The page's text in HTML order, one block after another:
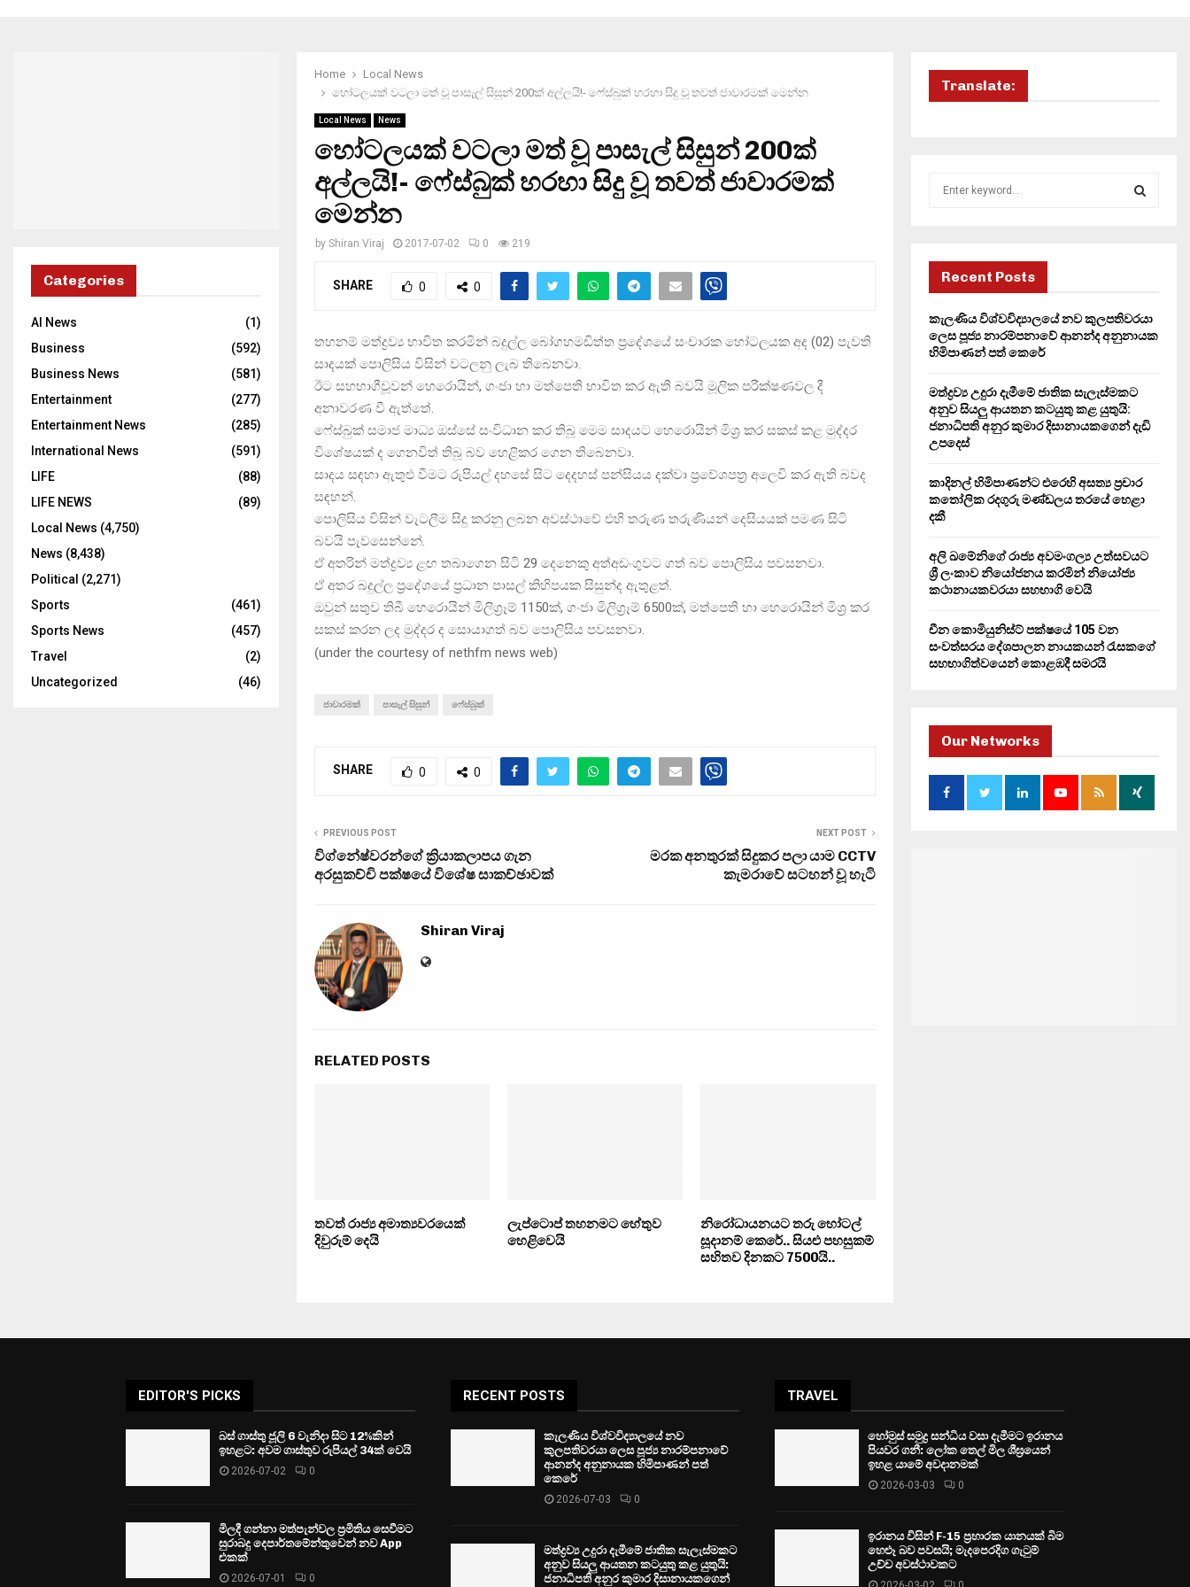
Home
Local News
හෝටලයක් වටලා මත් වූ පාසැල් සිසුන් 200ක් අල්ලයි!- ‍ෆේස්බුක් හරහා සිදු වූ තවත් ජාවාරමක් මෙන්න
Local News News
හෝටලයක් වටලා මත් වූ පාසැල් සිසුන් 200ක්
අල්ලයි!- ‍ෆේස්බුක් හරහා සිදු වූ තවත් ජාවාරමක්
මෙන්න
by Shiran Viraj 2017-07-02 0 219
SHARE 0 0
තහනම් මත්ද්‍රව්‍ය භාවිත කරමින් බදුල්ල බෝගහමඩිත්ත ප්‍රදේශයේ සංචාරක හෝටලයක අද (02) පැවති
සාදයක් පොලිසිය විසින් වටලනු ලැබ තිබෙනවා.
ඊට සහභාගීවූවන් හෙරොයින්, ගංජා හා මත්පෙති භාවිත කර ඇති බවයි මූලික පරීක්ෂණවල දී
අනාවරණ වී ඇත්තේ.
ෆේස්බුක් සමාජ මාධ්‍ය ඔස්සේ සංවිධාන කර තිබූ මෙම සාදයට හෙරොයින් මිශ්‍ර කර සකස් කළ මුද්දර
විශේෂයක් ද ගෙනවිත් තිබූ බව හෙළිකර ගෙන තිබෙනවා.
සාදය සඳහා ඇතුළු වීමට රුපියල් දහසේ සිට දෙදහස් පන්සියය දක්වා ප්‍රවේශපත්‍ර අලෙවි කර ඇති බවද
සඳහන්.
පොලිසිය විසින් වැටලීම සිදු කරනු ලබන අවස්ථාවේ එහි තරුණ තරුණියන් දෙසියයක් පමණ සිටි
බවයි පැවසෙන්නේ.
ඒ අතරින් මත්ද්‍රව්‍ය ළඟ තබාගෙන සිටි 29 දෙනෙකු අත්අඩංගුවට ගත් බව පොලිසිය පවසනවා.
ඒ අතර බදුල්ල ප්‍රදේශයේ ප්‍රධාන පාසල් කිහිපයක සිසුන්ද ඇතුළත්.
ඔවුන් සතුව තිබී හෙරොයින් මිලිග්‍රෑම් 1150ක්, ගංජා මිලිග්‍රෑම් 6500ක්, මත්පෙති හා හෙරොයින් මිශ්‍ර කර
සකස් කරන ලද මුද්දර ද සොයාගත් බව පොලිසිය පවසනවා.
(under the courtesy of nethfm news web)
ජාවාරමක් පාසැල් සිසුන් ෆේස්බුක්
SHARE 0 0
PREVIOUS POST
විග්නේෂ්වරන්ගේ ක්‍රියාකලාපය ගැන
අරසුකච්චි පක්ෂයේ විශේෂ සාකච්ඡාවක්
NEXT POST
මරක අනතුරක් සිදුකර පලා යාම CCTV
කැමරාවේ සටහන් වූ හැටි
Shiran Viraj
RELATED POSTS
තවත් රාජ්‍ය අමාත්‍යවරයෙක්
දිවුරුම් දෙයි
ලැප්ටොප් තහනමට හේතුව
හෙළිවෙයි
නිරෝධායනයට තරු හෝටල්
සූදානම් කෙරේ.. සියළු පහසුකම්
සහිතව දිනකට 7500යි..
Categories
AI News
(1)
Business
(592)
Business News
(581)
Entertainment
(277)
Entertainment News
(285)
International News
(591)
LIFE
(88)
LIFE NEWS
(89)
Local News (4,750)
News (8,438)
Political (2,271)
Sports
(461)
Sports News
(457)
Travel
(2)
Uncategorized
(46)
Translate:
f
r
:
R
Recent Posts
කැලණිය විශ්වවිද්‍යාලයේ නව කුලපතිවරයා
ලෙස පූජ්‍ය නාරම්පනාවේ ආනන්ද අනුනායක
හිමිපාණන් පත් කෙරේ
මත්ද්‍රව්‍ය උදුරා දැමීමේ ජාතික සැලැස්මකට
අනුව සියලු ආයතන කටයුතු කළ යුතුයි:
ජනාධිපති අනුර කුමාර දිසානායකගෙන් දැඩි
උපදෙස්
කාදිනල් හිමිපාණන්ට එරෙහි අසත්‍ය ප්‍රචාර
කතෝලික රදගුරු මණ්ඩලය තරයේ හෙළා
දකී
අලි ඛමේනිගේ රාජ්‍ය අවමංගල්‍ය උත්සවයට
ශ්‍රී ලංකාව නියෝජනය කරමින් නියෝජ්‍ය
කථානායකවරයා සහභාගි වෙයි
චීන කොමියුනිස්ට් පක්ෂයේ 105 වන
සංවත්සරය දේශපාලන නායකයන් රැසකගේ
සහභාගිත්වයෙන් කොළඹදී සමරයි
Our Networks
EDITOR'S PICKS
බස් ගාස්තු ජූලි 6 වැනිදා සිට 12%කින්
ඉහළට: අවම ගාස්තුව රුපියල් 34ක් වෙයි
2026-07-02 0
මිලදී ගන්නා මත්පැන්වල ප්‍රමිතිය සෙවීමට
සුරාබදු දෙපාර්තමේන්තුවෙන් නව App
එකක්
2026-07-01 0
RECENT POSTS
කැලණිය විශ්වවිද්‍යාලයේ නව
කුලපතිවරයා ලෙස පූජ්‍ය නාරම්පනාවේ
ආනන්ද අනුනායක හිමිපාණන් පත්
කෙරේ
2026-07-03 0
මත්ද්‍රව්‍ය උදුරා දැමීමේ ජාතික සැලැස්මකට
අනුව සියලු ආයතන කටයුතු කළ යුතුයි:
ජනාධිපති අනුර කුමාර දිසානායකගෙන්
TRAVEL
හෝමුස් සමුද්‍ර සන්ධිය වසා දැමීමට ඉරානය
පියවර ගනී: ලෝක තෙල් මිල ශීඝ්‍රයෙන්
ඉහළ යාමේ අවදානමක්
2026-03-03 0
ඉරානය විසින් F-15 ප්‍රහාරක යානයක් බිම
හෙළූ බව පවසයි; මැදපෙරදිග ගැටුම්
උච්ච අවස්ථාවකට